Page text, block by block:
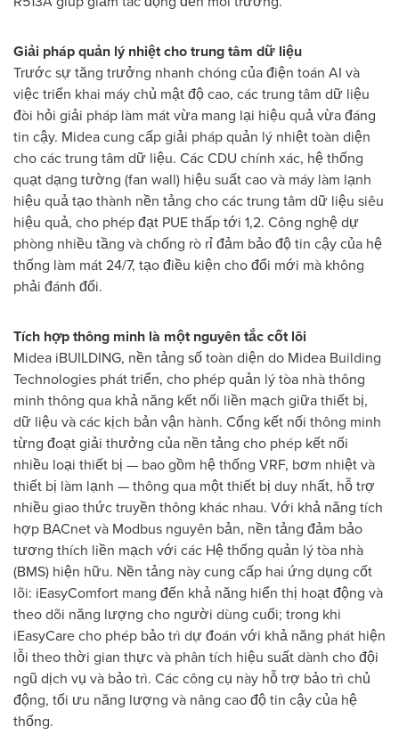
Giải pháp quản lý nhiệt cho trung tâm dữ liệu
Trước sự tăng trưởng nhanh chóng của điện toán AI và
việc triển khai máy chủ mật độ cao, các trung tâm dữ liệu
đòi hỏi giải pháp làm mát vừa mang lại hiệu quả vừa đáng
tin cậy. Midea cung cấp giải pháp quản lý nhiệt toàn diện
cho các trung tâm dữ liệu. Các CDU chính xác, hệ thống
quạt dạng tường (fan wall) hiệu suất cao và máy làm lạnh
hiệu quả tạo thành nền tảng cho các trung tâm dữ liệu siêu
hiệu quả, cho phép đạt PUE thấp tới 1,2. Công nghệ dự
phòng nhiều tầng và chống rò rỉ đảm bảo độ tin cậy của hệ
thống làm mát 24/7, tạo điều kiện cho đổi mới mà không
phải đánh đổi.
Tích hợp thông minh là một nguyên tắc cốt lõi
Midea iBUILDING, nền tảng số toàn diện do Midea Building
Technologies phát triển, cho phép quản lý tòa nhà thông
minh thông qua khả năng kết nối liền mạch giữa thiết bị,
dữ liệu và các kịch bản vận hành. Cổng kết nối thông minh
từng đoạt giải thưởng của nền tảng cho phép kết nối
nhiều loại thiết bị — bao gồm hệ thống VRF, bơm nhiệt và
thiết bị làm lạnh — thông qua một thiết bị duy nhất, hỗ trợ
nhiều giao thức truyền thông khác nhau. Với khả năng tích
hợp BACnet và Modbus nguyên bản, nền tảng đảm bảo
tương thích liền mạch với các Hệ thống quản lý tòa nhà
(BMS) hiện hữu. Nền tảng này cung cấp hai ứng dụng cốt
lõi: iEasyComfort mang đến khả năng hiển thị hoạt động và
theo dõi năng lượng cho người dùng cuối; trong khi
iEasyCare cho phép bảo trì dự đoán với khả năng phát hiện
lỗi theo thời gian thực và phân tích hiệu suất dành cho đội
ngũ dịch vụ và bảo trì. Các công cụ này hỗ trợ bảo trì chủ
động, tối ưu năng lượng và nâng cao độ tin cậy của hệ
thống.